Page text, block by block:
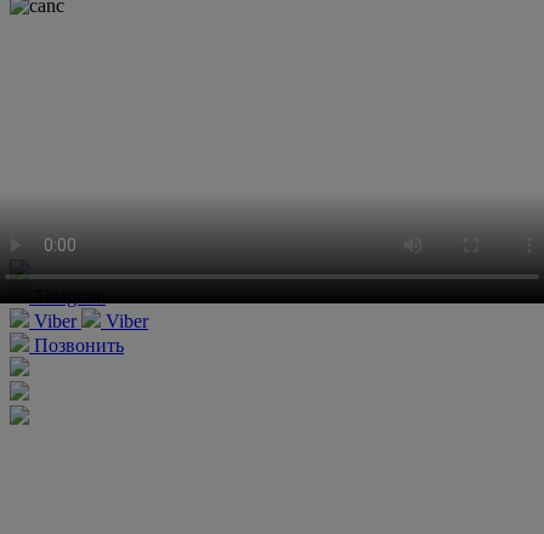
Viber
Viber
Позвонить